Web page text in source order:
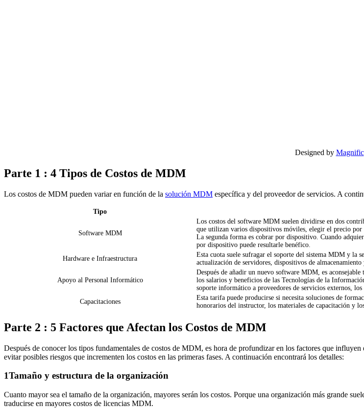
Designed by Magnific
Parte 1 : 4 Tipos de Costos de MDM
Los costos de MDM pueden variar en función de la solución MDM específica y del proveedor de servicios. A
Tipo
Software MDM
Los costos del software MDM suelen dividirse en dos
que utilizan varios dispositivos móviles, elegir el precio por
La segunda forma es cobrar por dispositivo. Cuando
por dispositivo puede resultarle benéfico.
Hardware e Infraestructura
Esta cuota suele sufragar el soporte del sistema MDM y
actualización de servidores, dispositivos de
Apoyo al Personal Informático
Después de añadir un nuevo software MDM, es
los salarios y beneficios de las Tecnologías de la
soporte informático a proveedores de servicios externos,
Capacitaciones
Esta tarifa puede producirse si necesita soluciones de
honorarios del instructor, los materiales de capacitación y
Parte 2 : 5 Factores que Afectan los Costos de MDM
Después de conocer los tipos fundamentales de costos de MDM, es hora de profundizar en los factores que
evitar posibles riesgos que incrementen los costos en las primeras fases. A continuación encontrará los detalles:
1Tamaño y estructura de la organización
Cuanto mayor sea el tamaño de la organización, mayores serán los costos. Porque una organización más grande
traducirse en mayores costos de licencias MDM.